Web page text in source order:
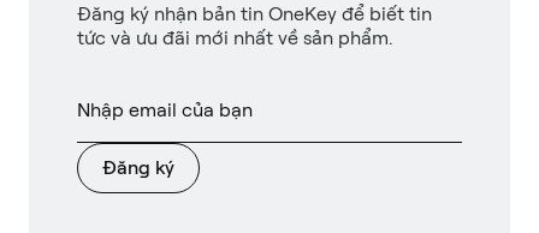
Đăng ký nhận bản tin OneKey để biết tin
tức và ưu đãi mới nhất về sản phẩm.
Đăng ký